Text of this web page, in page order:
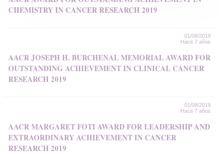
CHEMISTRY IN CANCER RESEARCH 2019
01/08/2019
Hace 7 años
AACR JOSEPH H. BURCHENAL MEMORIAL AWARD FOR
OUTSTANDING ACHIEVEMENT IN CLINICAL CANCER
RESEARCH 2019
01/08/2019
Hace 7 años
AACR MARGARET FOTI AWARD FOR LEADERSHIP AND
EXTRAORDINARY ACHIEVEMENT IN CANCER
RESEARCH 2019